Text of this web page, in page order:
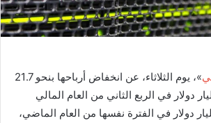
»، يوم الثلاثاء، عن انخفاض أرباحها بنحو 21.7
إلى 12.9 مليار دولار في الربع الثاني من العام المالي
مقابل 16.5 مليار دولار في الفترة نفسها من العام الماضي،